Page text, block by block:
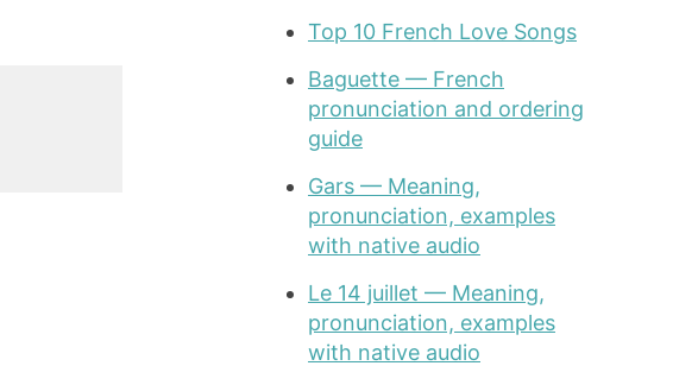
Top 10 French Love Songs
Baguette — French
pronunciation and ordering
guide
Gars — Meaning,
pronunciation, examples
with native audio
Le 14 juillet — Meaning,
pronunciation, examples
with native audio